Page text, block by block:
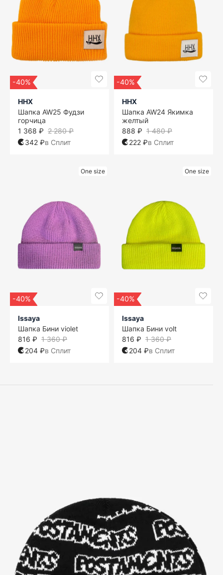
-40%
ННХ
Шапка AW25 Фудзи
горчица
2 280 ₽
1 368 ₽
342 ₽в Сплит
-40%
ННХ
Шапка AW24 Якимка
желтый
1 480 ₽
888 ₽
222 ₽в Сплит
One size
-40%
Issaya
Шапка Бини violet
1 360 ₽
816 ₽
204 ₽в Сплит
One size
-40%
Issaya
Шапка Бини volt
1 360 ₽
816 ₽
204 ₽в Сплит